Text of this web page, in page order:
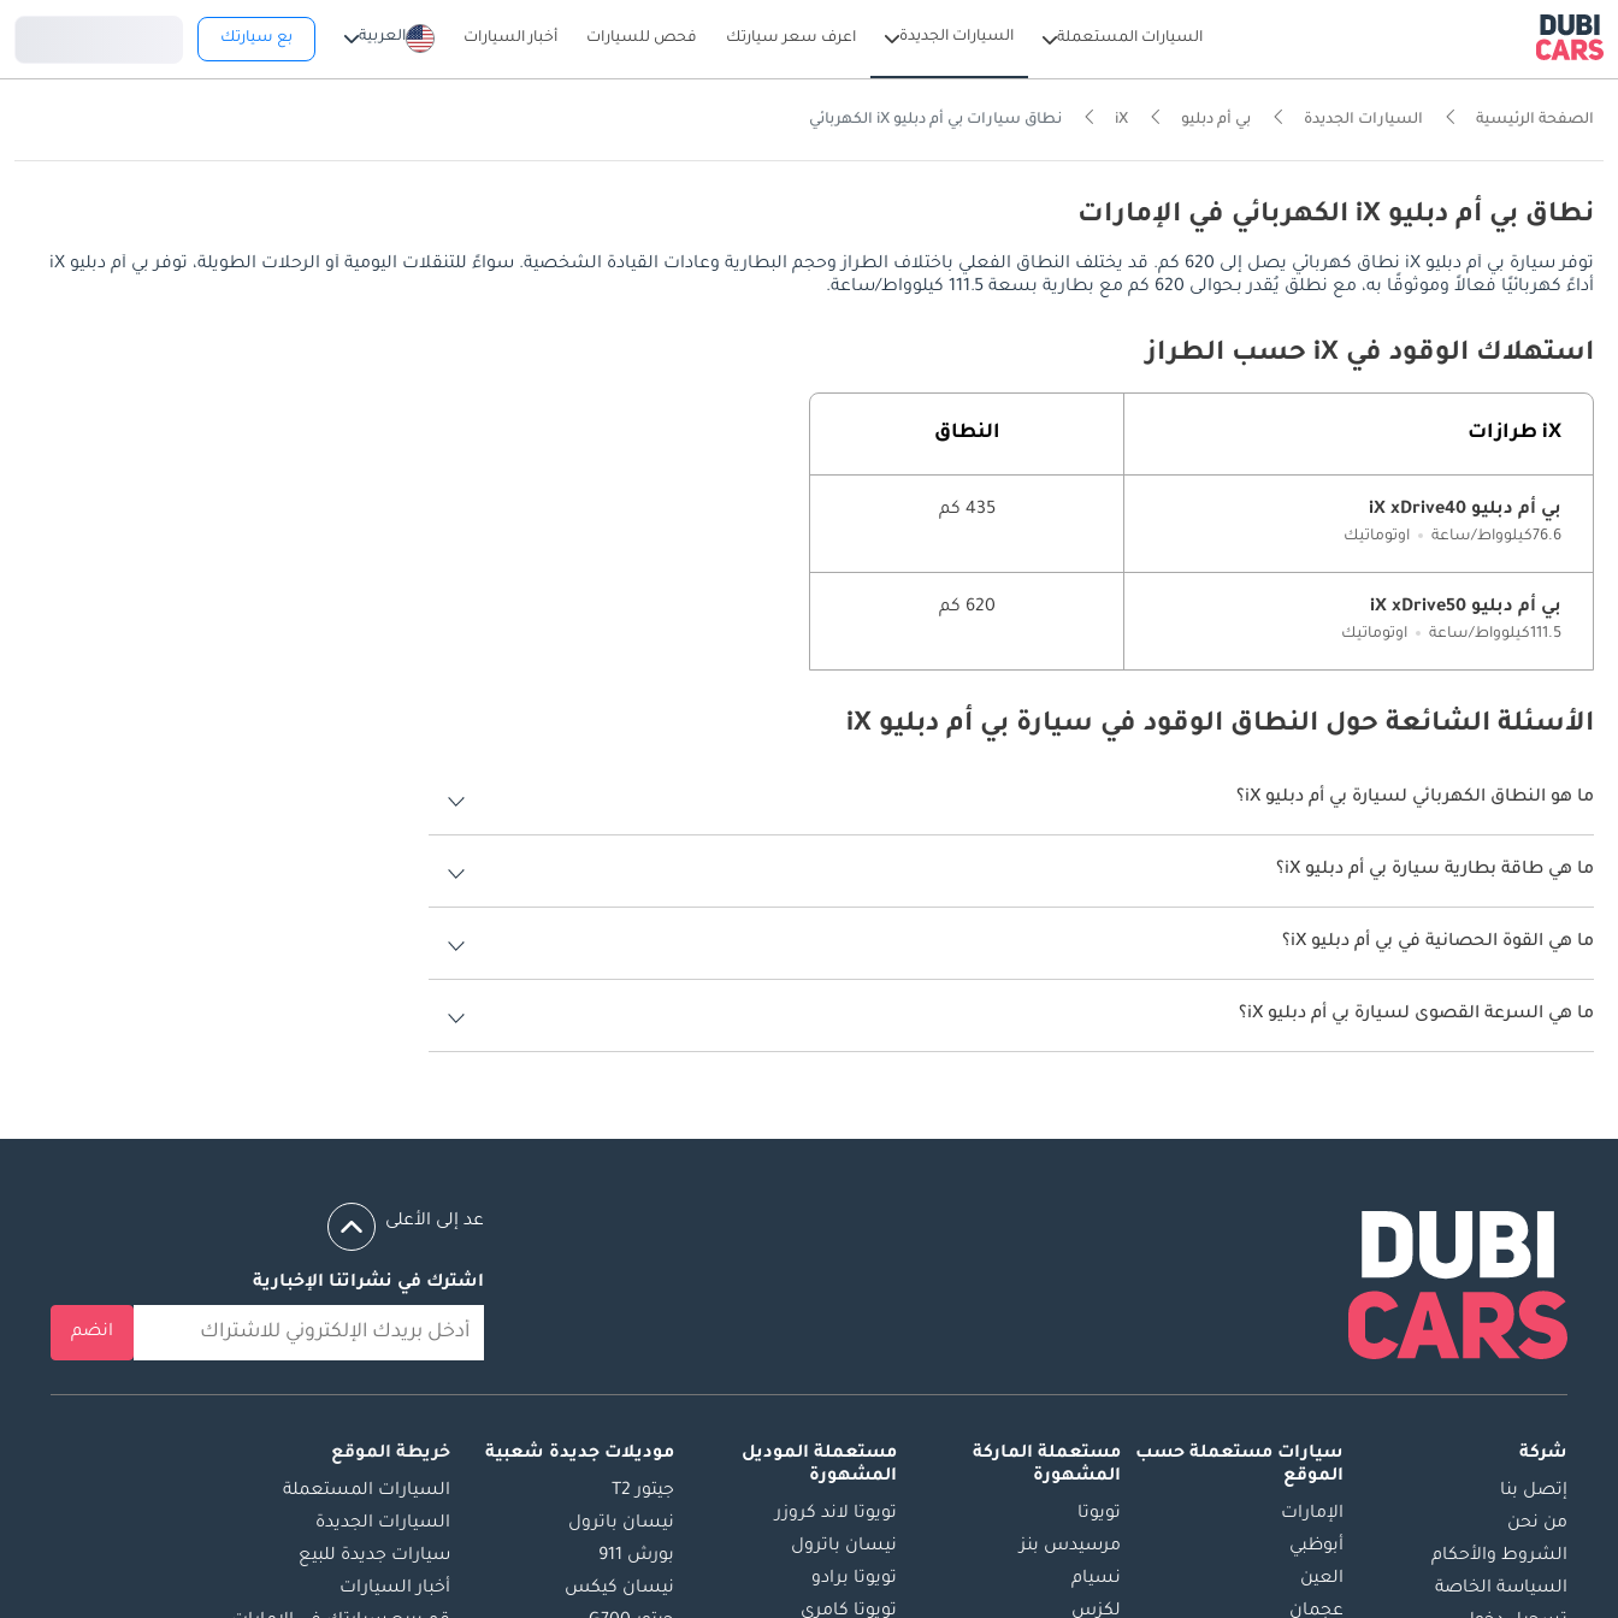
السيارات المستعملة السيارات الجديدة اعرف سعر سيارتك فحص للسيارات أخبار السيارات العربية بع سيارتك
الصفحة الرئيسية السيارات الجديدة بي أم دبليو iX نطاق سيارات بي أم دبليو iX الكهربائي
نطاق بي أم دبليو iX الكهربائي في الإمارات
توفر سيارة بي أم دبليو iX نطاق كهربائي يصل إلى 620 كم. قد يختلف النطاق الفعلي باختلاف الطراز وحجم البطارية وعادات القيادة الشخصية. سواءً للتنقلات اليومية أو الرحلات الطويلة، توفر بي أم دبليو iX
أداءً كهربائيًا فعالاً وموثوقًا به، مع نطلق يُقدر بـحوالى 620 كم مع بطارية بسعة 111.5 كيلوواط/ساعة.
استهلاك الوقود في iX حسب الطراز
iX طرازات النطاق
بي أم دبليو iX xDrive40
76.6كيلوواط/ساعة اوتوماتيك
435 كم
بي أم دبليو iX xDrive50
111.5كيلوواط/ساعة اوتوماتيك
620 كم
الأسئلة الشائعة حول النطاق الوقود في سيارة بي أم دبليو iX
ما هو النطاق الكهربائي لسيارة بي أم دبليو iX؟
يتراوح النطاق الكهربائي لسيارة بي أم دبليو iX بين 435 كم - 620 كم.
ما هي طاقة بطارية سيارة بي أم دبليو iX؟
طاقة بطارية سيارة بي أم دبليو iX هي 76.6 كيلوواط/ساعة - 111.5 كيلوواط/ساعة.
ما هي القوة الحصانية في بي أم دبليو iX؟
تنتج بي أم دبليو iX قوة 326 حصان - 523 حصان.
ما هي السرعة القصوى لسيارة بي أم دبليو iX؟
السرعة القصوى لسيارة بي أم دبليو iX هي 200 كم/الساعة.
عد إلى الأعلى
اشترك في نشراتنا الإخبارية
انضم
شركة
إتصل بنا
من نحن
الشروط والأحكام
السياسة الخاصة
سيارات مستعملة حسب
الموقع
الإمارات
أبوظبي
العين
عجمان
مستعملة الماركة
المشهورة
تويوتا
مرسيدس بنز
نسيام
لكزس
مستعملة الموديل
المشهورة
تويوتا لاند كروزر
نيسان باترول
تويوتا برادو
تويوتا كامري
موديلات جديدة شعبية
جيتور T2
نيسان باترول
بورش 911
نيسان كيكس
خريطة الموقع
السيارات المستعملة
السيارات الجديدة
سيارات جديدة للبيع
أخبار السيارات